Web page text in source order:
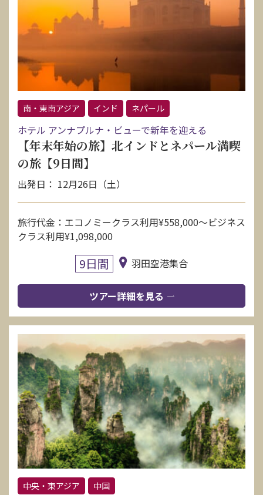
南・東南アジア インド ネパール
ホテル アンナプルナ・ビューで新年を迎える
【年末年始の旅】北インドとネパール満喫
の旅【9日間】
出発日： 12月26日（土）
旅行代金：エコノミークラス利用¥558,000〜ビジネス
クラス利用¥1,098,000
9日間 羽田空港集合
ツアー詳細を見る
中央・東アジア 中国